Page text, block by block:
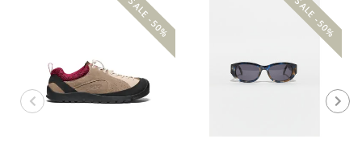
SALE -50% SALE -50%